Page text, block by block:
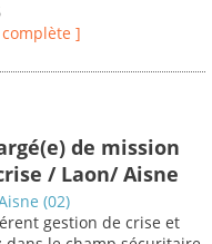
]
de mission
/ Laon/ Aisne
(02)
gestion de crise et